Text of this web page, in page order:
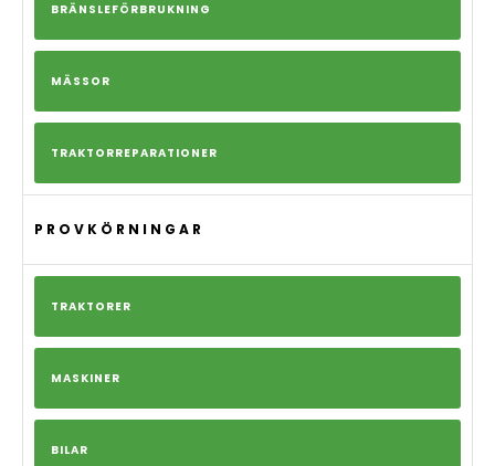
BRÄNSLEFÖRBRUKNING
MÄSSOR
TRAKTORREPARATIONER
PROVKÖRNINGAR
TRAKTORER
MASKINER
BILAR